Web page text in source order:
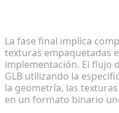
La fase final implica
texturas empaquetadas
implementación. El flujo
GLB utilizando la
la geometría, las
en un formato binario